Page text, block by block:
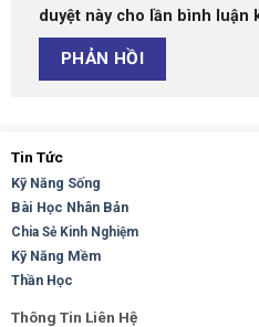
duyệt này cho lần bình luận
Tin Tức
Kỹ Năng Sống
Bài Học Nhân Bản
Chia Sẻ Kinh Nghiệm
Kỹ Năng Mềm
Thần Học
Thông Tin Liên Hệ